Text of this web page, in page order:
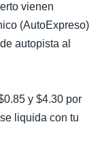
vienen
(AutoExpreso)
autopista al
y $4.30 por
liquida con tu